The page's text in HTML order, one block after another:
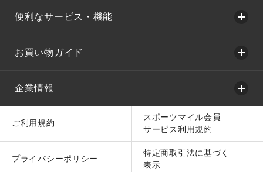
便利なサービス・機能
お買い物ガイド
企業情報
ご利用規約
スポーツマイル会員
サービス利用規約
プライバシーポリシー
特定商取引法に基づく
表示